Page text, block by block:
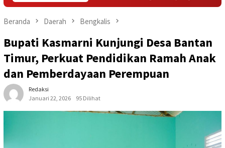
Beranda Daerah Bengkalis
Bupati Kasmarni Kunjungi Desa Bantan
Timur, Perkuat Pendidikan Ramah Anak
dan Pemberdayaan Perempuan
Redaksi
Januari 22, 2026
95 Dilihat